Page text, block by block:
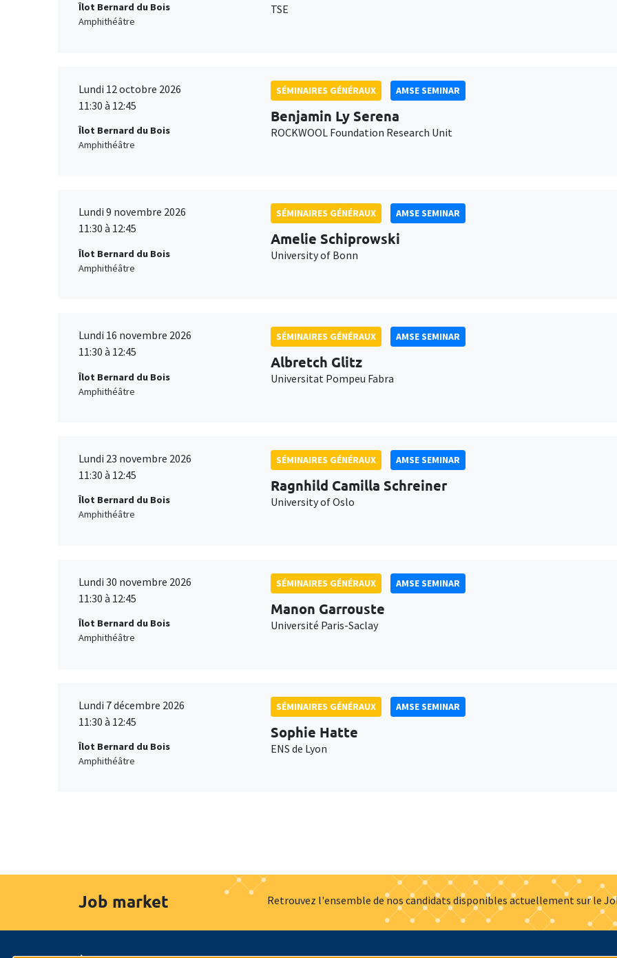
Îlot Bernard du Bois
Amphithéâtre
TSE
Lundi 12 octobre 2026
11:30 à 12:45
Îlot Bernard du Bois
Amphithéâtre
SÉMINAIRES GÉNÉRAUX AMSE SEMINAR
Benjamin Ly Serena
ROCKWOOL Foundation Research Unit
Lundi 9 novembre 2026
11:30 à 12:45
Îlot Bernard du Bois
Amphithéâtre
SÉMINAIRES GÉNÉRAUX AMSE SEMINAR
Amelie Schiprowski
University of Bonn
Lundi 16 novembre 2026
11:30 à 12:45
Îlot Bernard du Bois
Amphithéâtre
SÉMINAIRES GÉNÉRAUX AMSE SEMINAR
Albretch Glitz
Universitat Pompeu Fabra
Lundi 23 novembre 2026
11:30 à 12:45
Îlot Bernard du Bois
Amphithéâtre
SÉMINAIRES GÉNÉRAUX AMSE SEMINAR
Ragnhild Camilla Schreiner
University of Oslo
Lundi 30 novembre 2026
11:30 à 12:45
Îlot Bernard du Bois
Amphithéâtre
SÉMINAIRES GÉNÉRAUX AMSE SEMINAR
Manon Garrouste
Université Paris-Saclay
Lundi 7 décembre 2026
11:30 à 12:45
Îlot Bernard du Bois
Amphithéâtre
SÉMINAIRES GÉNÉRAUX AMSE SEMINAR
Sophie Hatte
ENS de Lyon
Job market Retrouvez l'ensemble de nos candidats disponibles actuellement sur le